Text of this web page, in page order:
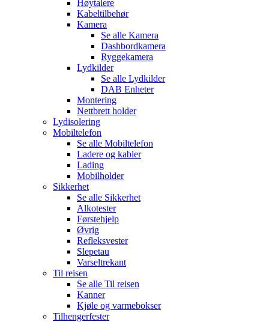
Høytalere
Kabeltilbehør
Kamera
Se alle Kamera
Dashbordkamera
Ryggekamera
Lydkilder
Se alle Lydkilder
DAB Enheter
Montering
Nettbrett holder
Lydisolering
Mobiltelefon
Se alle Mobiltelefon
Ladere og kabler
Lading
Mobilholder
Sikkerhet
Se alle Sikkerhet
Alkotester
Førstehjelp
Øvrig
Refleksvester
Slepetau
Varseltrekant
Til reisen
Se alle Til reisen
Kanner
Kjøle og varmebokser
Tilhengerfester